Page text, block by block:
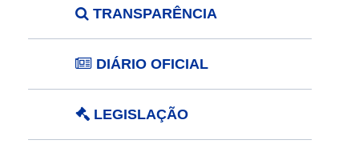
TRANSPARÊNCIA
DIÁRIO OFICIAL
LEGISLAÇÃO